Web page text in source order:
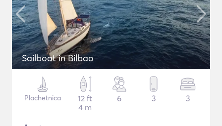
Sailboat in Bilbao
Plachetnica
12 ft
4 m
6 3 3